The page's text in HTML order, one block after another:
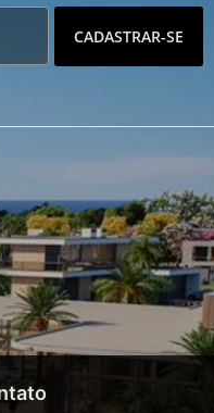
CADASTRAR-SE